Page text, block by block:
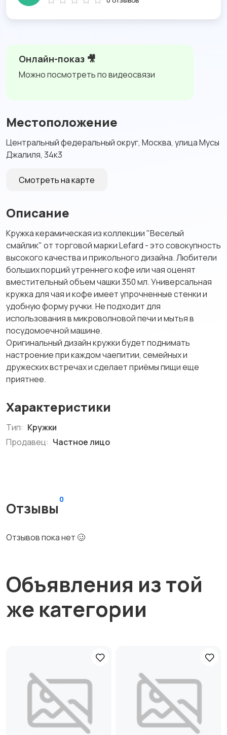
Онлайн-показ 🎥
Можно посмотреть по видеосвязи
Местоположение
Центральный федеральный округ, Москва, улица Мусы
Джалиля, 34к3
Смотреть на карте
Описание
Кружка керамическая из коллекции "Веселый
смайлик" от торговой марки Lefard - это совокупность
высокого качества и прикольного дизайна. Любители
больших порций утреннего кофе или чая оценят
вместительный объем чашки 350 мл. Универсальная
кружка для чая и кофе имеет упрочненные стенки и
удобную форму ручки. Не подходит для
использования в микроволновой печи и мытья в
посудомоечной машине.
Оригинальный дизайн кружки будет поднимать
настроение при каждом чаепитии, семейных и
дружеских встречах и сделает приёмы пищи еще
приятнее.
Характеристики
Тип: Кружки
Продавец: Частное лицо
Отзывы
0
Отзывов пока нет 🥴
Объявления из той
же категории